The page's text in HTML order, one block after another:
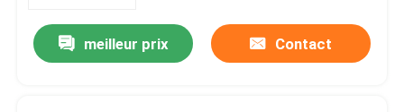
meilleur prix Contact